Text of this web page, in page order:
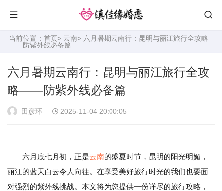
当前位置： 首页> 云南> 六月暑期云南行：昆明与丽江旅行全攻略
——防紫外线必备篇
六月暑期云南行：昆明与丽江旅行全攻
略——防紫外线必备篇
田彦环 2025-11-04 20:00:05
六月底七月初，正是云南的盛夏时节，昆明的阳光明媚，
丽江的蓝天白云令人向往。在享受美好旅行时光的我们也要面
对强烈的紫外线挑战。本文将为您提供一份详尽的旅行攻略，